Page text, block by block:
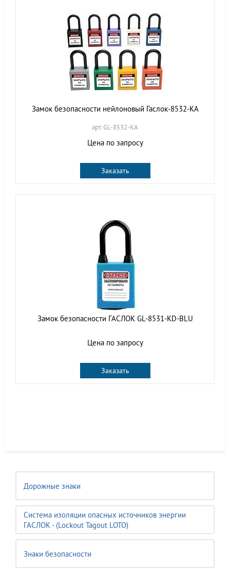
Дорожные знаки
Система изоляции опасных источников энергии
ГАСЛОК - (Lockout Tagout LOTO)
Знаки безопасности
Замок безопасности нейлоновый Гаслок-8532-KA
арт. GL-8532-KA
Цена по запросу
Заказать
Замок безопасности ГАСЛОК GL-8531-KD-BLU
Цена по запросу
Заказать